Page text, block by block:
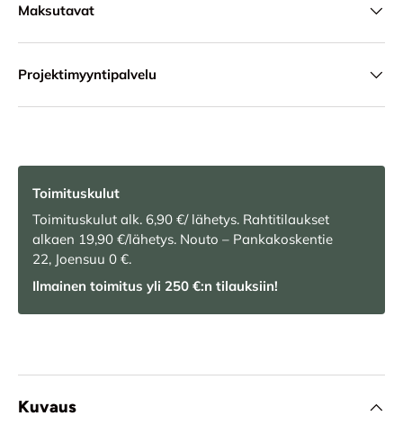
Maksutavat
Projektimyyntipalvelu
Toimituskulut
Toimituskulut alk. 6,90 €/ lähetys. Rahtitilaukset
alkaen 19,90 €/lähetys. Nouto – Pankakoskentie
22, Joensuu 0 €.
Ilmainen toimitus yli 250 €:n tilauksiin!
Kuvaus